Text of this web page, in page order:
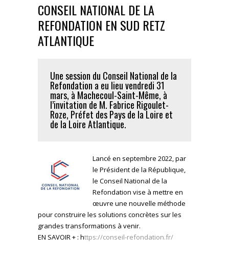
CONSEIL NATIONAL DE LA
REFONDATION EN SUD RETZ
ATLANTIQUE
Une session du Conseil National de la
Refondation a eu lieu vendredi 31
mars, à Machecoul-Saint-Même, à
l’invitation de M. Fabrice Rigoulet-
Roze, Préfet des Pays de la Loire et
de la Loire Atlantique.
Lancé en septembre 2022, par
le Président de la République,
le Conseil National de la
Refondation vise à mettre en
œuvre une nouvelle méthode
pour construire les solutions concrètes sur les
grandes transformations à venir.
EN SAVOIR + : https://conseil-refondation.fr/